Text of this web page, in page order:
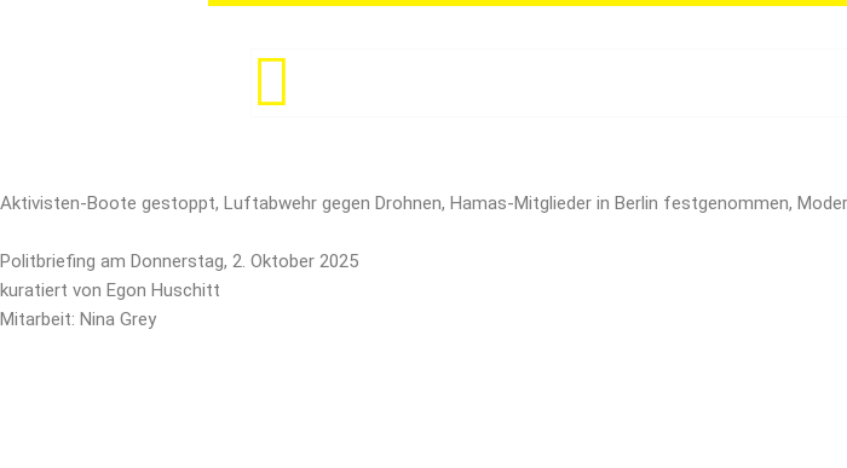
Aktivisten-Boote gestoppt, Luftabwehr gegen Drohnen, Hamas-Mitglieder in Berlin festgenommen,
Politbriefing am Donnerstag, 2. Oktober 2025
kuratiert von Egon Huschitt
Mitarbeit: Nina Grey